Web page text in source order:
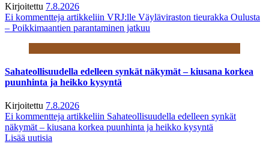
Kirjoitettu 7.8.2026
Ei kommentteja artikkeliin VRJ:lle Väyläviraston tieurakka Oulusta
– Poikkimaantien parantaminen jatkuu
Sahateollisuudella edelleen synkät näkymät – kiusana korkea
puunhinta ja heikko kysyntä
Kirjoitettu 7.8.2026
Ei kommentteja artikkeliin Sahateollisuudella edelleen synkät
näkymät – kiusana korkea puunhinta ja heikko kysyntä
Lisää uutisia